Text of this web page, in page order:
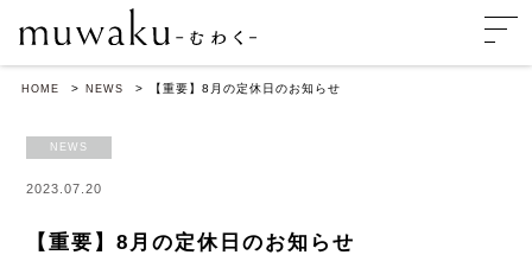
HOME NEWS 【重要】8月の定休日のお知らせ
NEWS
2023.07.20
【重要】8月の定休日のお知らせ